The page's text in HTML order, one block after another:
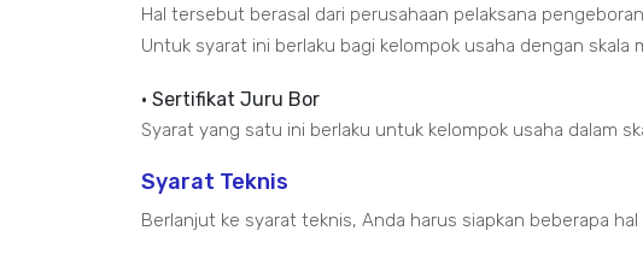
Hal tersebut berasal dari perusahaan pelaksana
Untuk syarat ini berlaku bagi kelompok usaha dengan skala
• Sertifikat Juru Bor
Syarat yang satu ini berlaku untuk kelompok usaha dalam
Syarat Teknis
Berlanjut ke syarat teknis, Anda harus siapkan beberapa hal